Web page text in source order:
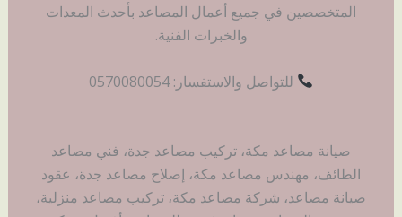
المتخصصين في جميع أعمال المصاعد بأحدث المعدات
والخبرات الفنية.
للتواصل والاستفسار: 0570080054
صيانة مصاعد مكة، تركيب مصاعد جدة، فني مصاعد
الطائف، مهندس مصاعد مكة، إصلاح مصاعد جدة، عقود
صيانة مصاعد، شركة مصاعد مكة، تركيب مصاعد منزلية،